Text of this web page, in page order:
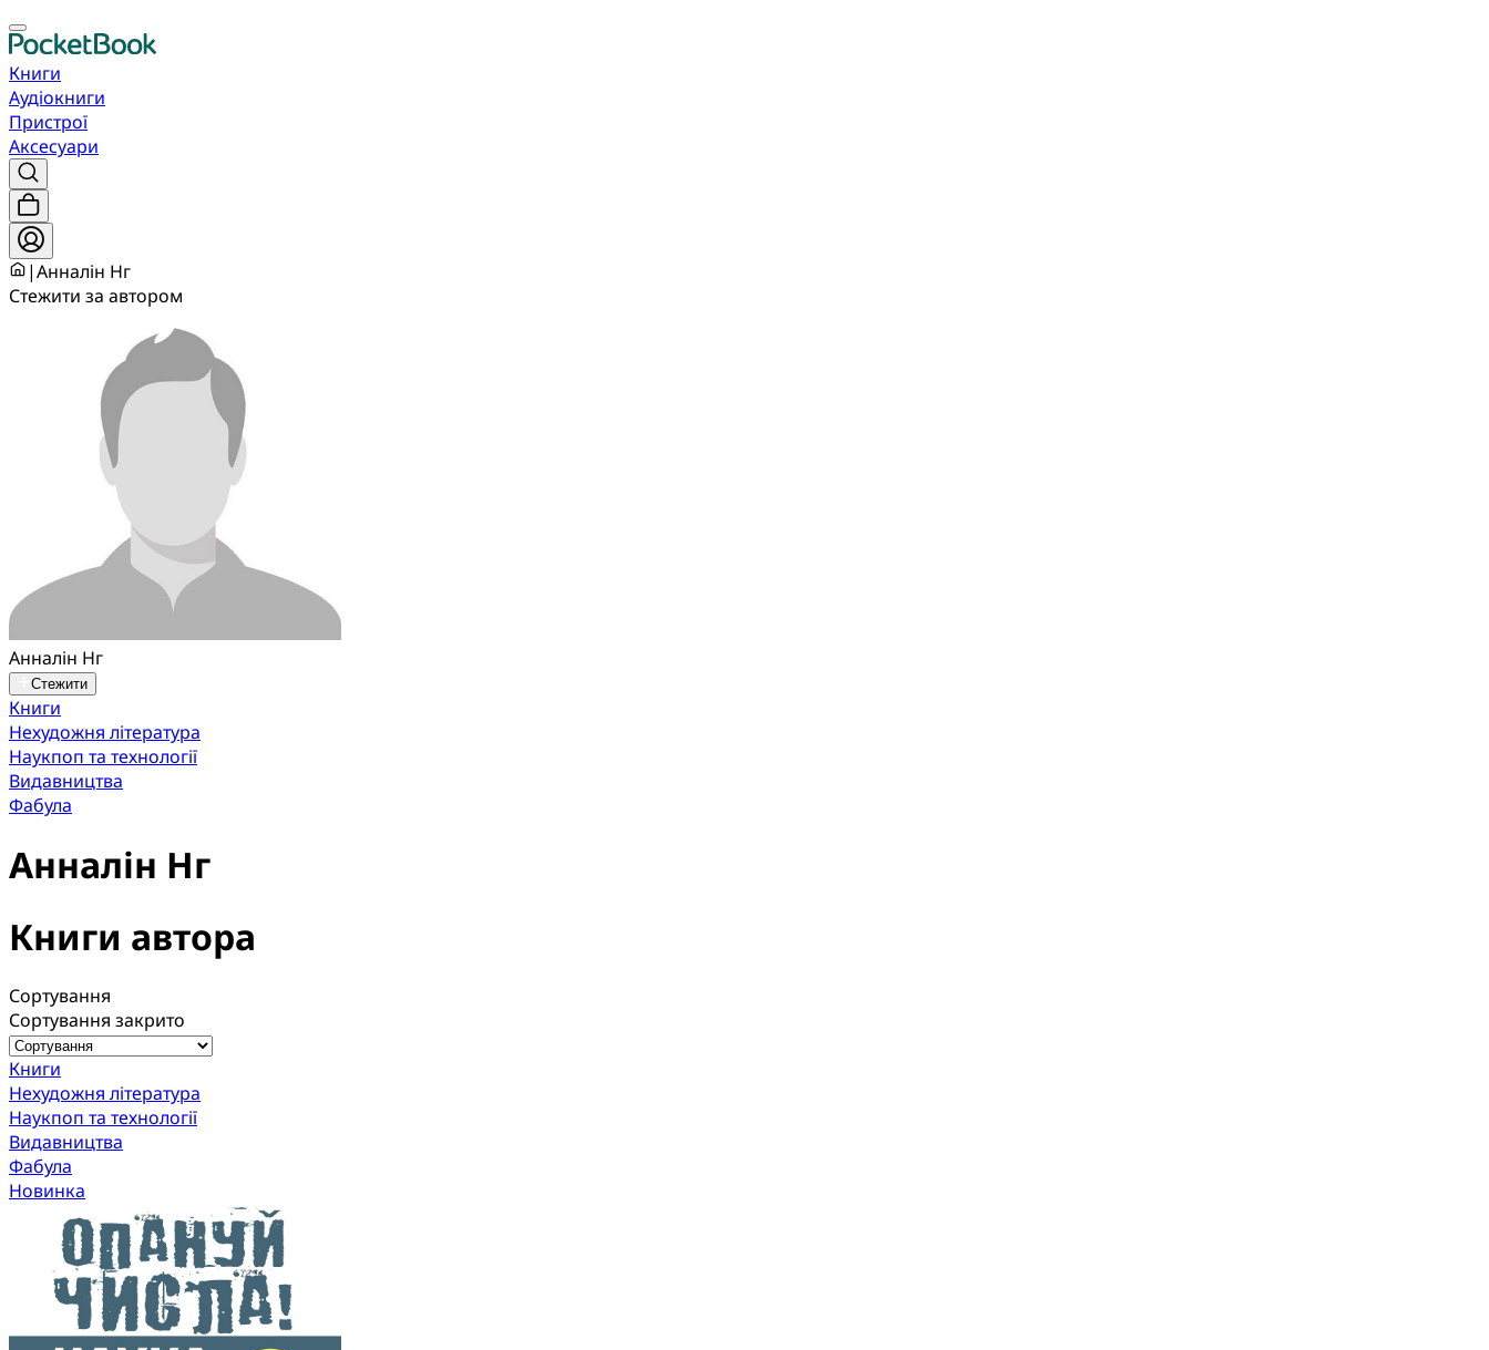
Книги
Аудіокниги
Пристрої
Аксесуари
|Анналін Нг
Стежити за автором
Анналін Нг
Стежити
Книги
Нехудожня література
Наукпоп та технології
Видавництва
Фабула
Анналін Нг
Книги автора
Сортування
Сортування закрито
Книги
Нехудожня література
Наукпоп та технології
Видавництва
Фабула
Новинка